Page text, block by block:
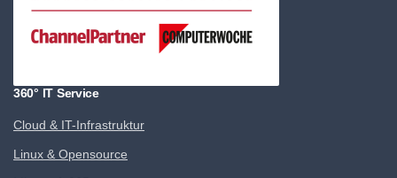
360° IT Service
Cloud & IT-Infrastruktur
Linux & Opensource